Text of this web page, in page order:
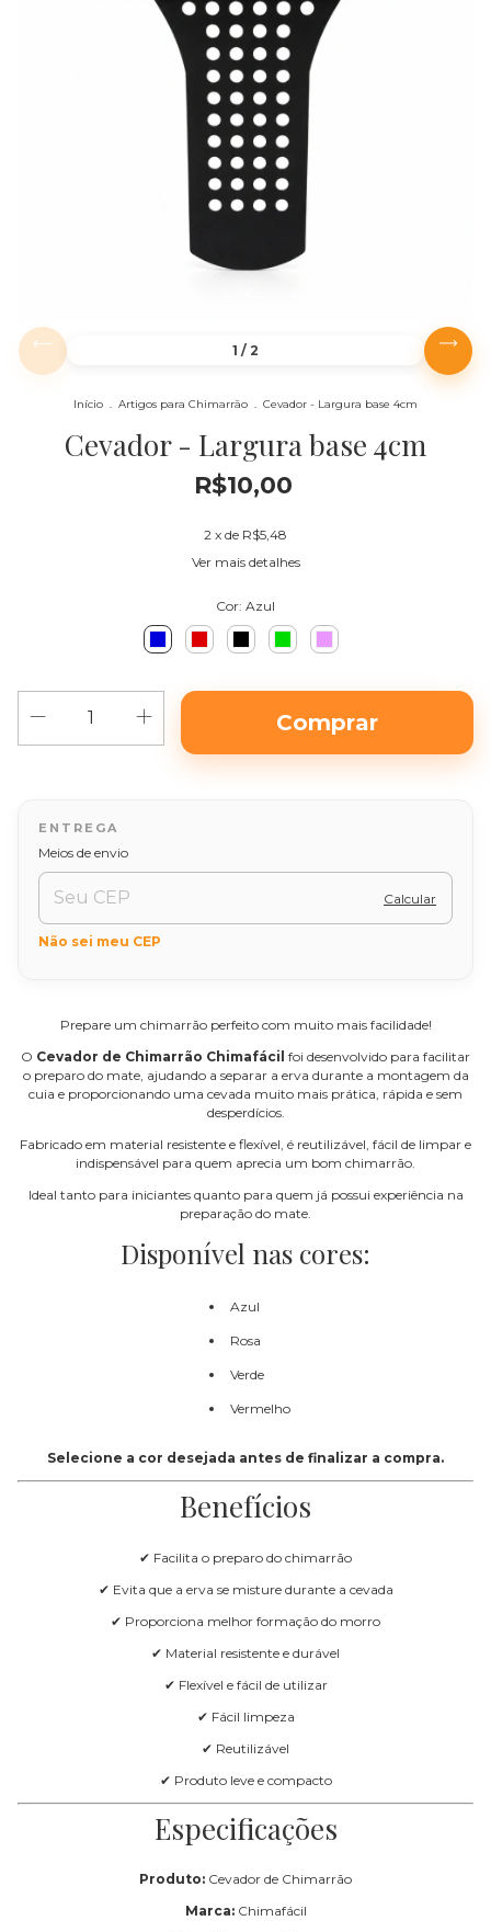
1 / 2
Início . Artigos para Chimarrão . Cevador - Largura base 4cm
Cevador - Largura base 4cm
R$10,00
2 x de R$5,48
Ver mais detalhes
Cor: Azul
Entregas para o CEP:
Meios de envio
Calcular
Não sei meu CEP
Prepare um chimarrão perfeito com muito mais facilidade!
O Cevador de Chimarrão Chimafácil foi desenvolvido para facilitar
o preparo do mate, ajudando a separar a erva durante a montagem da
cuia e proporcionando uma cevada muito mais prática, rápida e sem
desperdícios.
Fabricado em material resistente e flexível, é reutilizável, fácil de limpar e
indispensável para quem aprecia um bom chimarrão.
Ideal tanto para iniciantes quanto para quem já possui experiência na
preparação do mate.
Disponível nas cores:
Azul
Rosa
Verde
Vermelho
Selecione a cor desejada antes de finalizar a compra.
Benefícios
✔ Facilita o preparo do chimarrão
✔ Evita que a erva se misture durante a cevada
✔ Proporciona melhor formação do morro
✔ Material resistente e durável
✔ Flexível e fácil de utilizar
✔ Fácil limpeza
✔ Reutilizável
✔ Produto leve e compacto
Especificações
Produto: Cevador de Chimarrão
Marca:Chimafácil